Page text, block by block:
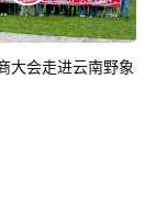
大会走进云南野象